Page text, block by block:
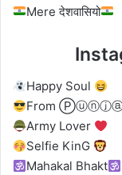
Mere देशवासियो
Happy Soul
From
Army Lover
Selfie KinG
Mahakal Bhakt